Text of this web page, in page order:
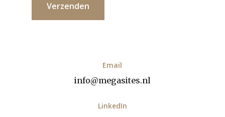
Verzenden
Email
info@megasites.nl
LinkedIn